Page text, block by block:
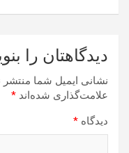
دیدگاهتان را
نشانی ایمیل شما
علامت‌گذاری شده‌اند *
دیدگاه *